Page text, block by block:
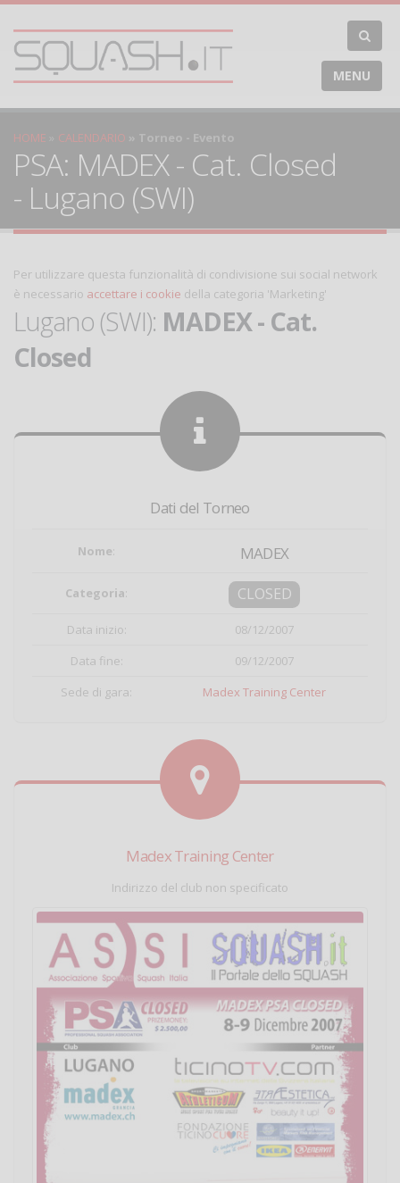
MENU
HOME CALENDARIO Torneo - Evento
PSA: MADEX - Cat. Closed
- Lugano (SWI)
Per utilizzare questa funzionalità di condivisione sui social network
è necessario accettare i cookie della categoria 'Marketing'
Lugano (SWI): MADEX - Cat.
Closed
Dati del Torneo
Nome: MADEX
Categoria: CLOSED
Data inizio:
08/12/2007
Data fine:
09/12/2007
Sede di gara:
Madex Training Center
Madex Training Center
Indirizzo del club non specificato